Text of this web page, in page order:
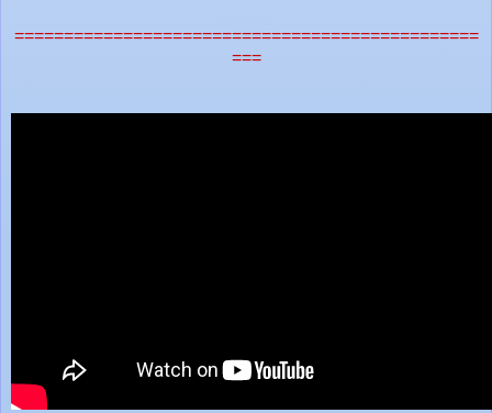
===============================================
===